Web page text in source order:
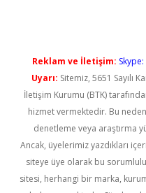
Reklam ve İletişim:
Uyarı: Sitemiz, 5651 Sayılı
İletişim Kurumu (BTK)
hizmet vermektedir. Bu
denetleme veya araştırma
Ancak, üyelerimiz yazdıkları
siteye üye olarak bu
sitesi, herhangi bir marka,